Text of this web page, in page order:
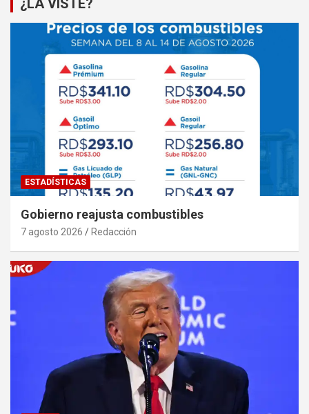
¿LA VISTE?
ESTADÍSTICAS
Gobierno reajusta combustibles
7 agosto 2026 Redacción